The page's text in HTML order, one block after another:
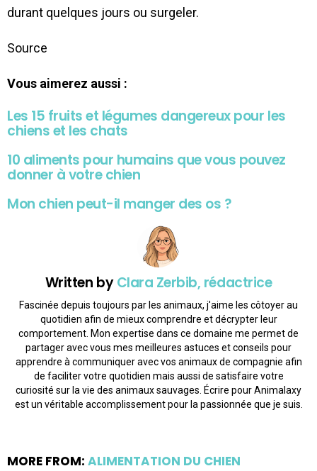
durant quelques jours ou surgeler.
Source
Vous aimerez aussi :
Les 15 fruits et légumes dangereux pour les
chiens et les chats
10 aliments pour humains que vous pouvez
donner à votre chien
Mon chien peut-il manger des os ?
Written byClara Zerbib, rédactrice
Fascinée depuis toujours par les animaux, j'aime les côtoyer au
quotidien afin de mieux comprendre et décrypter leur
comportement. Mon expertise dans ce domaine me permet de
partager avec vous mes meilleures astuces et conseils pour
apprendre à communiquer avec vos animaux de compagnie afin
de faciliter votre quotidien mais aussi de satisfaire votre
curiosité sur la vie des animaux sauvages. Écrire pour Animalaxy
est un véritable accomplissement pour la passionnée que je suis.
MORE FROM: ALIMENTATION DU CHIEN